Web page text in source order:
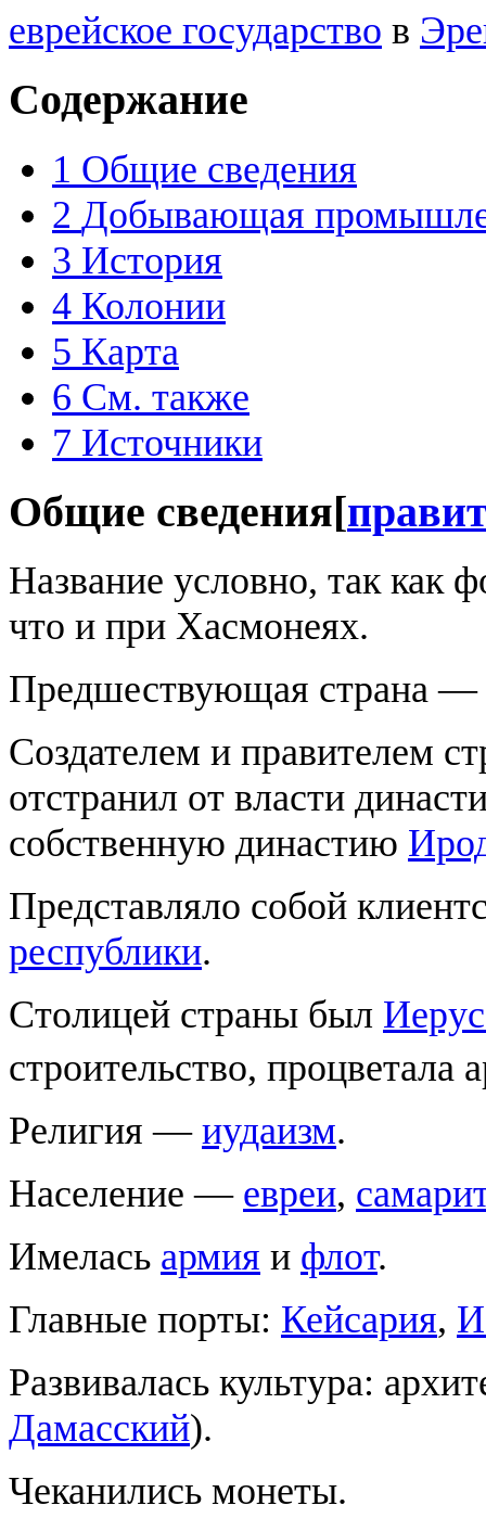
еврейское государство в
Содержание
1 Общие сведения
2 Добывающая
3 История
4 Колонии
5 Карта
6 См. также
7 Источники
Общие сведения[
Название условно, так как
что и при Хасмонеях.
Предшествующая страна —
Создателем и правителем
отстранил от власти
собственную династию
Представляло собой
республики.
Столицей страны был
строительство, процветала
Религия — иудаизм.
Население — евреи,
Имелась армия и флот.
Главные порты: Кейсария,
Развивалась культура:
Дамасский).
Чеканились монеты.